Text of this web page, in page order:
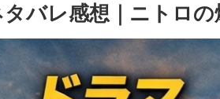
タバレ感想｜ニトロ